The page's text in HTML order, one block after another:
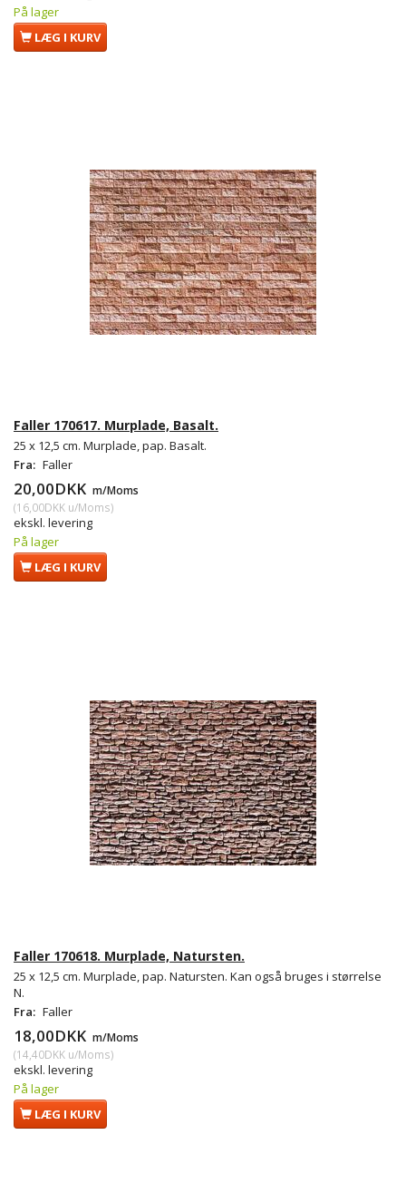
På lager
LÆG I KURV
Faller 170617. Murplade, Basalt.
25 x 12,5 cm. Murplade, pap. Basalt.
Fra: Faller
20,00DKK m/Moms
(16,00DKK u/Moms)
ekskl. levering
På lager
LÆG I KURV
Faller 170618. Murplade, Natursten.
25 x 12,5 cm. Murplade, pap. Natursten. Kan også bruges i størrelse
N.
Fra: Faller
18,00DKK m/Moms
(14,40DKK u/Moms)
ekskl. levering
På lager
LÆG I KURV